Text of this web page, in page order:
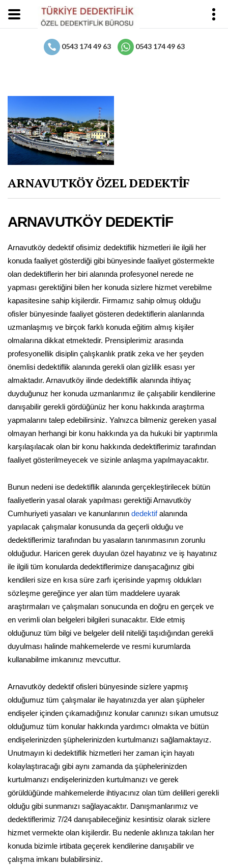
0543 174 49 63 0543 174 49 63
ARNAVUTKÖY ÖZEL DEDEKTİF
ARNAVUTKÖY DEDEKTİF
Arnavutköy dedektif ofisimiz dedektiflik hizmetleri ile ilgili her
konuda faaliyet gösterdiği gibi bünyesinde faaliyet göstermekte
olan dedektiflerin her biri alanında profesyonel nerede ne
yapması gerektiğini bilen her konuda sizlere hizmet verebilme
kapasitesine sahip kişilerdir. Firmamız sahip olmuş olduğu
ofisler bünyesinde faaliyet gösteren dedektiflerin alanlarında
uzmanlaşmış ve birçok farklı konuda eğitim almış kişiler
olmalarına dikkat etmektedir. Prensiplerimiz arasında
profesyonellik disiplin çalışkanlık pratik zeka ve her şeyden
önemlisi dedektiflik alanında gerekli olan gizlilik esası yer
almaktadır. Arnavutköy ilinde dedektiflik alanında ihtiyaç
duyduğunuz her konuda uzmanlarımız ile çalışabilir kendilerine
danışabilir gerekli gördüğünüz her konu hakkında araştırma
yapmalarını talep edebilirsiniz. Yalnızca bilmeniz gereken yasal
olmayan herhangi bir konu hakkında ya da hukuki bir yaptırımla
karşılaşılacak olan bir konu hakkında dedektiflerimiz tarafından
faaliyet gösterilmeyecek ve sizinle anlaşma yapılmayacaktır.
Bunun nedeni ise dedektiflik alanında gerçekleştirilecek bütün
faaliyetlerin yasal olarak yapılması gerektiği Arnavutköy
Cumhuriyeti yasaları ve kanunlarının dedektifalanında
yapılacak çalışmalar konusunda da geçerli olduğu ve
dedektiflerimiz tarafından bu yasaların tanınmasının zorunlu
olduğudur. Haricen gerek duyulan özel hayatınız ve iş hayatınız
ile ilgili tüm konularda dedektiflerimize danışacağınız gibi
kendileri size en kısa süre zarfı içerisinde yapmış oldukları
sözleşme gereğince yer alan tüm maddelere uyarak
araştırmaları ve çalışmaları sonucunda en doğru en gerçek ve
en verimli olan belgeleri bilgileri sunacaktır. Elde etmiş
olduğunuz tüm bilgi ve belgeler delil niteliği taşıdığından gerekli
duyulması halinde mahkemelerde ve resmi kurumlarda
kullanabilme imkanınız mevcuttur.
Arnavutköy dedektif ofisleri bünyesinde sizlere yapmış
olduğumuz tüm çalışmalar ile hayatınızda yer alan şüpheler
endişeler içinden çıkamadığınız konular canınızı sıkan umutsuz
olduğumuz tüm konular hakkında yardımcı olmakta ve bütün
endişelerinizden şüphelerinizden kurtulmanızı sağlamaktayız.
Unutmayın ki dedektiflik hizmetleri her zaman için hayatı
kolaylaştıracağı gibi aynı zamanda da şüphelerinizden
kurtulmanızı endişelerinizden kurtulmanızı ve gerek
görüldüğünde mahkemelerde ihtiyacınız olan tüm delilleri gerekli
olduğu gibi sunmanızı sağlayacaktır. Danışmanlarımız ve
dedektiflerimiz 7/24 danışabileceğiniz kesintisiz olarak sizlere
hizmet vermekte olan kişilerdir. Bu nedenle aklınıza takılan her
konuda bizimle irtibata geçerek kendilerine danışabilir ve
çalışma imkanı bulabilirsiniz.